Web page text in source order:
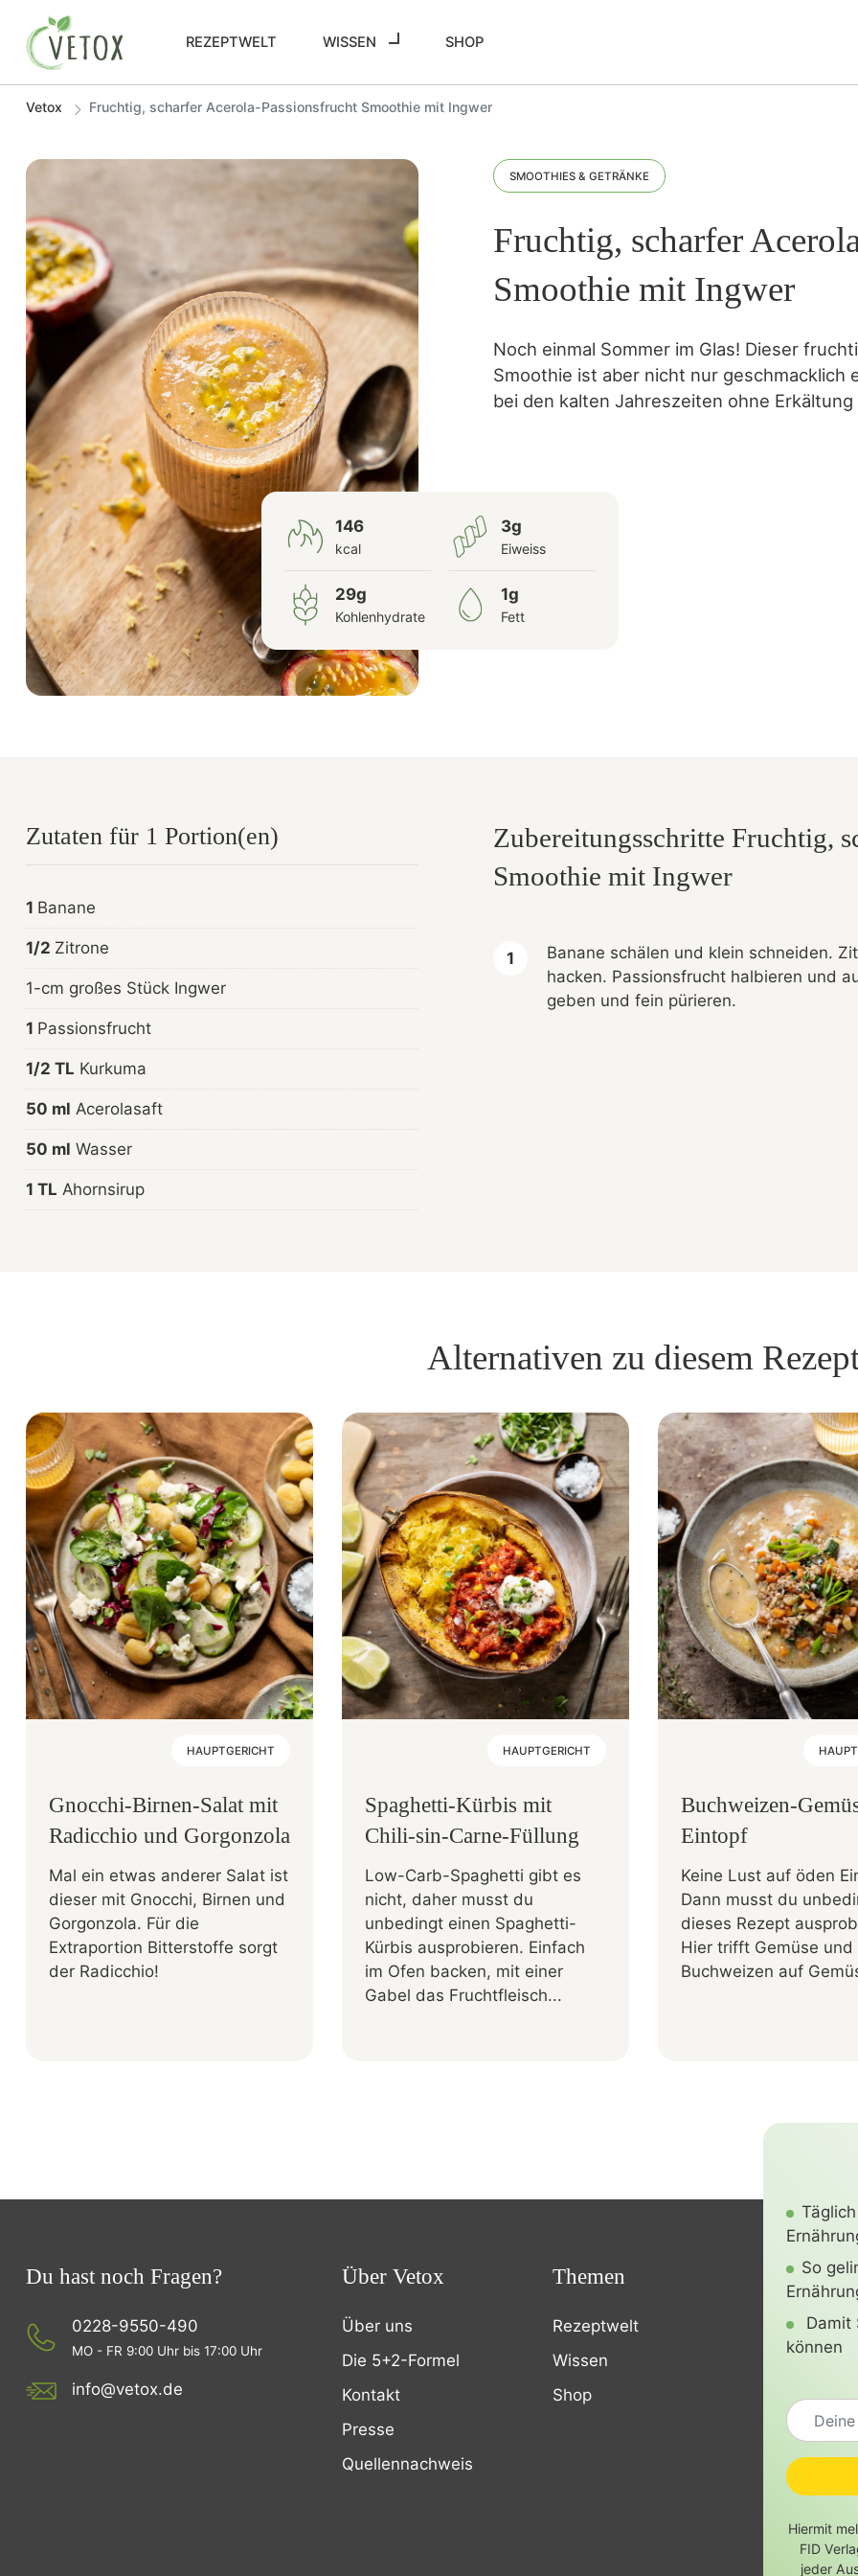
REZEPTWELT WISSEN SHOP
Vetox Fruchtig, scharfer Acerola-Passionsfrucht Smoothie mit Ingwer
SMOOTHIES & GETRÄNKE
Fruchtig, scharfer
Smoothie mit Ingwer
Noch einmal Sommer im Glas! Dieser
Smoothie ist aber nicht nur geschmacklich
bei den kalten Jahreszeiten ohne
146
kcal
3g
Eiweiss
29g
Kohlenhydrate
1g
Fett
Zutaten für 1 Portion(en)
1 Banane
1/2 Zitrone
1-cm großes Stück Ingwer
1 Passionsfrucht
1/2 TL Kurkuma
50 ml Acerolasaft
50 ml Wasser
1 TL Ahornsirup
Zubereitungsschritte Fruchtig,
Smoothie mit Ingwer
Banane schälen und klein schneiden.
hacken. Passionsfrucht halbieren und
geben und fein pürieren.
Alternativen zu diesem
HAUPTGERICHT
Gnocchi-Birnen-Salat mit
Radicchio und Gorgonzola
Mal ein etwas anderer Salat ist
dieser mit Gnocchi, Birnen und
Gorgonzola. Für die
Extraportion Bitterstoffe sorgt
der Radicchio!
HAUPTGERICHT
Spaghetti-Kürbis mit
Chili-sin-Carne-Füllung
Low-Carb-Spaghetti gibt es
nicht, daher musst du
unbedingt einen Spaghetti-
Kürbis ausprobieren. Einfach
im Ofen backen, mit einer
Gabel das Fruchtfleisch...
Buchweizen-
Eintopf
Keine Lust auf öden
Dann musst du
dieses Rezept
Hier trifft Gemüse und
Buchweizen auf
Du hast noch Fragen?
0228-9550-490
MO - FR 9:00 Uhr bis 17:00 Uhr
info@vetox.de
Über Vetox
Über uns
Die 5+2-Formel
Kontakt
Presse
Quellennachweis
Themen
Rezeptwelt
Wissen
Shop
So
Damit
können
Hiermit
FID
jeder